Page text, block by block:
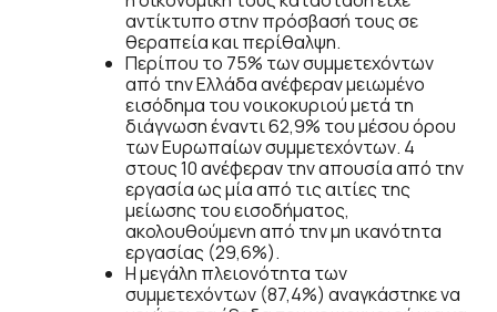
αντίκτυπο στην πρόσβασή τους σε
θεραπεία και περίθαλψη.
Περίπου το 75% των συμμετεχόντων
από την Ελλάδα ανέφεραν μειωμένο
εισόδημα του νοικοκυριού μετά τη
διάγνωση έναντι 62,9% του μέσου όρου
των Ευρωπαίων συμμετεχόντων. 4
στους 10 ανέφεραν την απουσία από την
εργασία ως μία από τις αιτίες της
μείωσης του εισοδήματος,
ακολουθούμενη από την μη ικανότητα
εργασίας (29,6%).
Η μεγάλη πλειονότητα των
συμμετεχόντων (87,4%) αναγκάστηκε να